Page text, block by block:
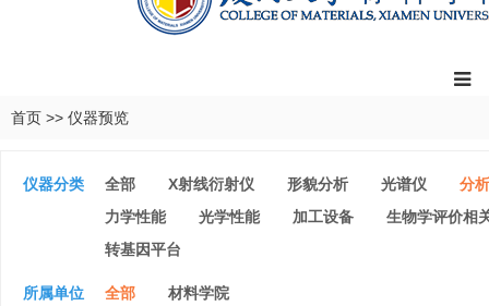
首页 >> 仪器预览
仪器分类 全部 X射线衍射仪 形貌分析 光谱仪
分
力学性能
光学性能 加工设备
生物学评价相
转基因平台
所属单位 全部 材料学院